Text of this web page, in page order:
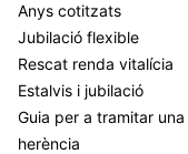
Anys cotitzats
Jubilació flexible
Rescat renda vitalícia
Estalvis i jubilació
Guia per a tramitar una
herència